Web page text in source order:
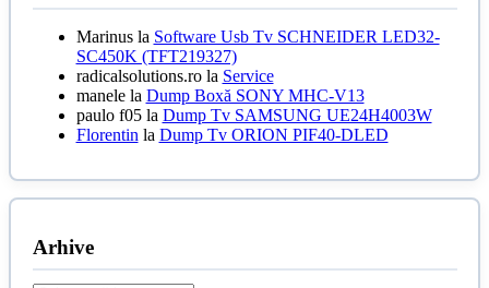
Marinusla Software Usb Tv SCHNEIDER LED32-
SC450K (TFT219327)
radicalsolutions.rola Service
manelela Dump Boxă SONY MHC-V13
paulo f05la Dump Tv SAMSUNG UE24H4003W
Florentin la Dump Tv ORION PIF40-DLED
Arhive